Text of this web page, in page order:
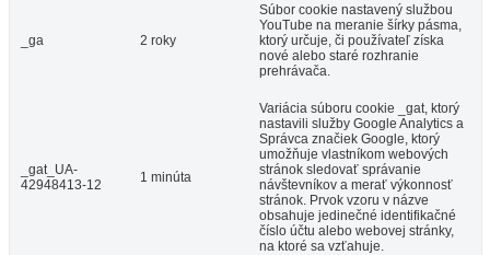
_ga 2 roky
Súbor cookie nastavený službou
YouTube na meranie šírky pásma,
ktorý určuje, či používateľ získa
nové alebo staré rozhranie
prehrávača.
_gat_UA-
42948413-12
1 minúta
Variácia súboru cookie _gat, ktorý
nastavili služby Google Analytics a
Správca značiek Google, ktorý
umožňuje vlastníkom webových
stránok sledovať správanie
návštevníkov a merať výkonnosť
stránok. Prvok vzoru v názve
obsahuje jedinečné identifikačné
číslo účtu alebo webovej stránky,
na ktoré sa vzťahuje.